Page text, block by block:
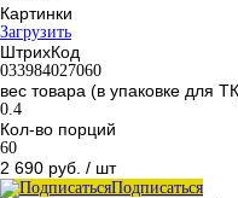
Картинки
Загрузить
ШтрихКод
033984027060
вес товара (в упаковке для
0.4
Кол-во порций
60
2 690 руб. / шт
Подписаться